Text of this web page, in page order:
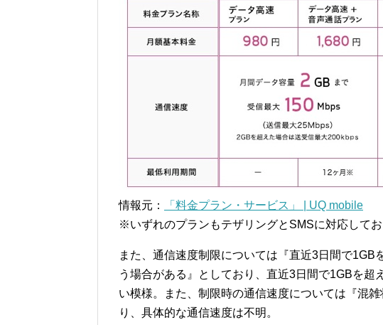
情報元：
「料金プラン・サービス」 | UQ mobile
※いずれのプランもテザリングとSMSに対応してお
また、通信速度制限については『直近3日間で
う場合がある』としており、直近3日間で1GBを超
い模様。また、制限時の通信速度については『混
り、具体的な通信速度は不明。